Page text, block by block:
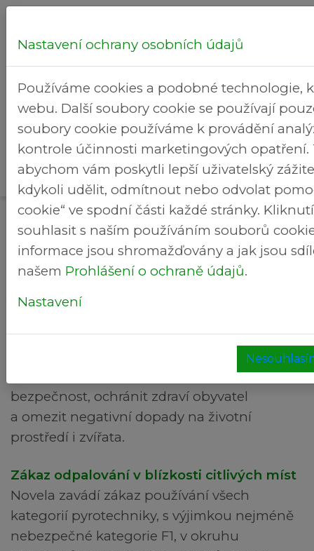
Hledej...
Brezineves.cz >
Městská
> Aktuality
Rekreační
areál
Aktuality
Nová pravidla pro používání zábavní
pyrotechniky od 1. prosince 2025
Od 1. prosince 2025 začne na celém území
České republiky platit zákon č. 344/2025 Sb.,
o pyrotechnice, který přináší zpřísnění
pravidel pro používání a prodej zábavní
bezpečnost, ochránit zdraví obyvatel
a omezit negativní dopady na životní
prostředí i zvířata.
Zákaz odpalování v blízkosti citlivých míst
Novela zavádí zákaz používání všech
kategorií pyrotechniky, s výjimkou nejméně
nebezpečné kategorie F1, v okruhu
Nastavení ochrany osobních údajů
Používáme cookies a podobné technologie,
webu. Další soubory cookie se používají
soubory cookie používáme k provádění
kontrole účinnosti marketingových opatření.
abychom vám poskytli lepší uživatelský
kdykoli udělit, odmítnout nebo odvolat
cookie“ ve spodní části každé stránky.
souhlasit s naším používáním souborů
informace jsou shromažďovány a jak jsou
našem Prohlášení o ochraně údajů.
Nastavení